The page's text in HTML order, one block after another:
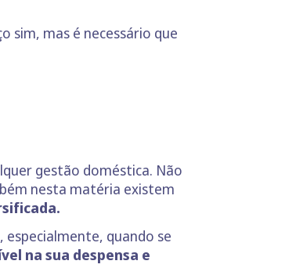
sim, mas é necessário que
gestão doméstica. Não
nesta matéria existem
especialmente, quando se
na sua despensa e